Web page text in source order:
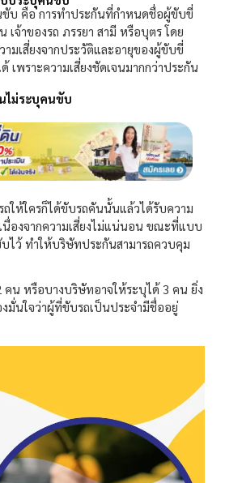
บ คือ การทำประกันที่กำหนดชื่อผู้ขับขี่
เจ้าของรถ ภรรยา สามี หรือบุตร โดย
มเสี่ยงจากประวัติและอายุของผู้ขับขี่
เพราะความเสี่ยงชัดเจนมากกว่าประกัน
ไม่ระบุคนขับ
ให้ใครก็ได้ขับรถคันนั้นแล้วได้รับความ
นื่องจากความเสี่ยงไม่แน่นอน ขณะที่แบบ
ไว้ ทำให้บริษัทประกันสามารถควบคุม
คน หรือบางบริษัทอาจให้ระบุได้ 3 คน ยิ่ง
มั่นใจว่าผู้ที่ขับรถเป็นประจำมีชื่ออยู่